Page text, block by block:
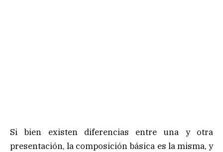
Si bien existen diferencias entre una y otra
presentación, la composición básica es la misma, y